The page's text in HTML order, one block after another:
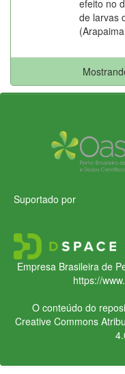
efeito no
de larvas
Suportado por
Empresa Brasileira de
https://
O conteúdo do
Creative Commons